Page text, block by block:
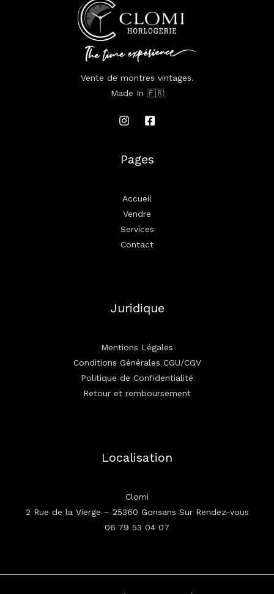
Vente de montres vintages.
Made In 🇫🇷
Pages
Accueil
Vendre
Services
Contact
Juridique
Mentions Légales
Conditions Générales CGU/CGV
Politique de Confidentialité
Retour et remboursement
Localisation
Clomi
2 Rue de la Vierge – 25360 Gonsans Sur Rendez-vous
06 79 53 04 07